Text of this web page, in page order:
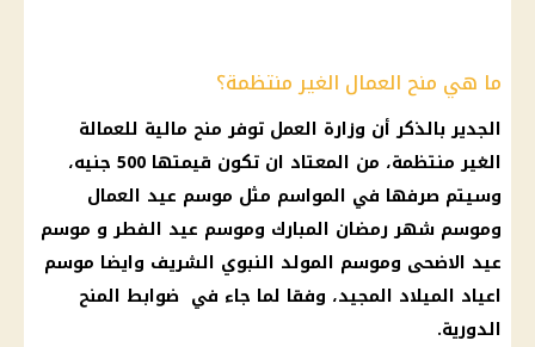
ما هي منح العمال الغير منتظمة؟
الجدير بالذكر أن وزارة العمل توفر منح مالية للعمالة
الغير منتظمة، من المعتاد ان تكون قيمتها 500 جنيه،
وسيتم صرفها في المواسم مثل موسم عيد العمال
وموسم شهر رمضان المبارك وموسم عيد الفطر و موسم
عيد الاضحى وموسم المولد النبوي الشريف وايضا موسم
اعياد الميلاد المجيد، وفقا لما جاء في ضوابط المنح
الدورية.